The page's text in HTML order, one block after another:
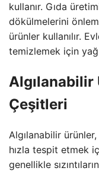
kullanır. Gıda
dökülmelerini
ürünler kullanılır.
temizlemek için yağ
Algılanabilir
Çeşitleri
Algılanabilir ürünler,
hızla tespit etmek
genellikle